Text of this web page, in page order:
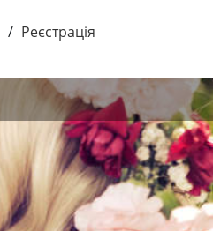
/ Реєстрація